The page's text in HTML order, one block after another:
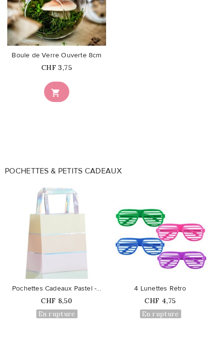
favorite_border

Boule de Verre Ouverte 8cm
Prix
CHF 3,75
POCHETTES & PETITS CADEAUX
Pochettes Cadeaux Pastel -...
Prix
CHF 8,50
En rupture
favorite_border
4 Lunettes Rétro
Prix
CHF 4,75
En rupture